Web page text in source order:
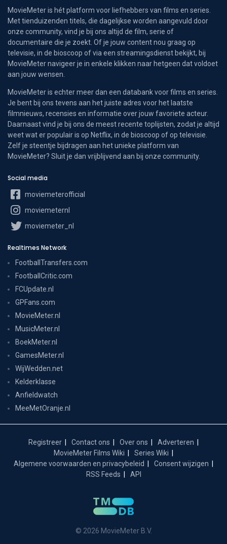
MovieMeter is hét platform voor liefhebbers van films en series.
Met tienduizenden titels, die dagelijkse worden aangevuld door
onze community, vind je bij ons altijd de film, serie of
documentaire die je zoekt. Of je jouw content nou graag op
televisie, in de bioscoop of via een streamingsdienst bekijkt, bij
MovieMeter navigeer je in enkele klikken naar hetgeen dat voldoet
aan jouw wensen.
MovieMeter is echter meer dan een databank voor films en series.
Je bent bij ons tevens aan het juiste adres voor het laatste
filmnieuws, recensies en informatie over jouw favoriete acteur.
Daarnaast vind je bij ons de meest recente toplijsten, zodat je altijd
weet wat er populair is op Netflix, in de bioscoop of op televisie.
Zelf je steentje bijdragen aan het unieke platform van
MovieMeter? Sluit je dan vrijblijvend aan bij onze community.
Social media
moviemeterofficial
moviemeternl
moviemeter_nl
Realtimes Network
FootballTransfers.com
FootballCritic.com
FCUpdate.nl
GPFans.com
MovieMeter.nl
MusicMeter.nl
BoekMeter.nl
GamesMeter.nl
WijWedden.net
Kelderklasse
Anfieldwatch
MeeMetOranje.nl
Registreer Contact ons Over ons
Adverteren
MovieMeter Films Wiki
Series Wiki
Algemene voorwaarden en privacybeleid
Consent wijzigen
RSS Feeds
API
© 2026 MovieMeter B.V.